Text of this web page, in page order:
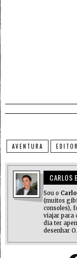
AVENTURA
CARLOS
Sou o
(muitos
consoles),
viajar para
dia ter
desenhar